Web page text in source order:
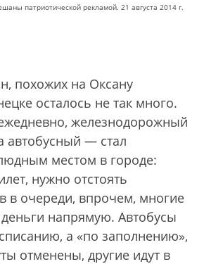
патриотической рекламой. 21 августа 2014 г.
похожих на Оксану
осталось не так много.
железнодорожный
автобусный — стал
местом в городе:
нужно отстоять
в очереди, впрочем, многие
деньги напрямую. Автобусы
а «по заполнению»,
отменены, другие идут в